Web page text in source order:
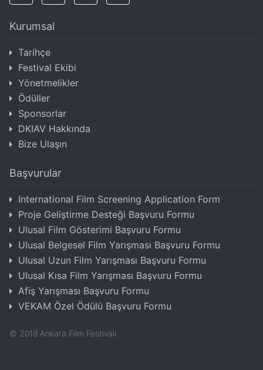
Kurumsal
Tarihçe
Festival Ekibi
Yönetmelikler
Ödüller
Sponsorlar
DKIAV Hakkında
Bize Ulaşın
Başvurular
International Film Screening Application Form
Proje Geliştirme Desteği Başvuru Formu
Ulusal Film Gösterimi Başvuru Formu
Ulusal Belgesel Film Yarışması Başvuru Formu
Ulusal Uzun Film Yarışması Başvuru Formu
Ulusal Kısa Film Yarışması Başvuru Formu
Afiş Yarışması Başvuru Formu
VEKAM Özel Ödülü Başvuru Formu
© 2019 Ankara Film Festivali